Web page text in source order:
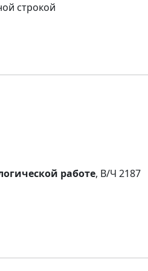
строкой
работе, В/Ч 2187